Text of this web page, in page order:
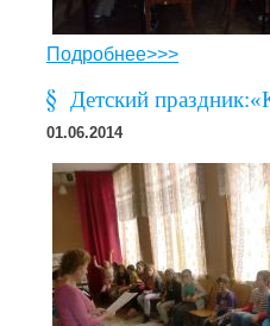
Подробнее>>>
Детский
01.06.2014